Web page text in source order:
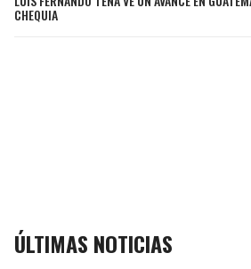
CHEQUIA
ÚLTIMAS NOTICIAS